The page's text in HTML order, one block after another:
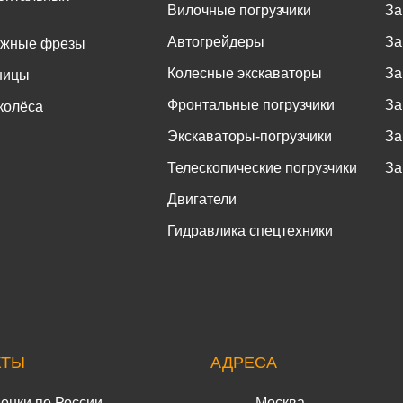
фрезы
Вилочные погрузчики
Автогрейдеры
Колесные экскаваторы
Фронтальные погрузчики
Экскаваторы-погрузчики
Телескопические погрузчики
Двигатели
Гидравлика спецтехники
АДРЕСА